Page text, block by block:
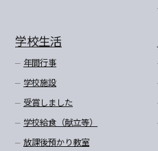
学校生活
年間行事
学校施設
受賞しました
学校給食（献立等）
放課後預かり教室